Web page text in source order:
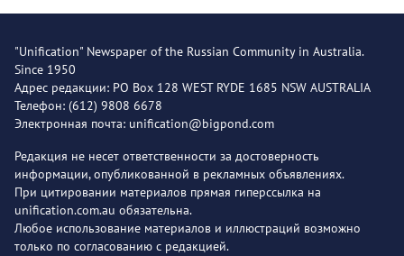
"Unification" Newspaper of the Russian Community in Australia.
Since 1950
Адрес редакции: PO Box 128 WEST RYDE 1685 NSW AUSTRALIA
Телефон: (612) 9808 6678
Электронная почта: unification@bigpond.com
Редакция не несет ответственности за достоверность
информации, опубликованной в рекламных объявлениях.
При цитировании материалов прямая гиперссылка на
unification.com.au обязательна.
Любое использование материалов и иллюстраций возможно
только по согласованию с редакцией.